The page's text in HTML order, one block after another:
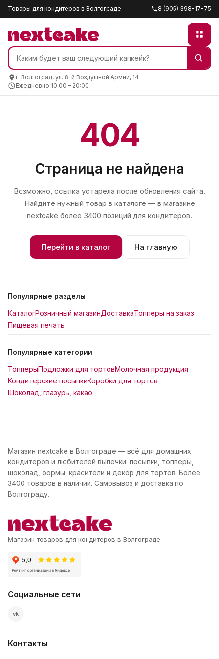
Товары для кондитеров в Волгограде 8 (905) 398-17-75
г. Волгоград, ул. 8-й Воздушной Армии, 14
Ежедневно 10:00 – 20:00
404
Страница не найдена
Возможно, ссылка устарела после обновления сайта.
Найдите нужный товар в каталоге — в магазине
nextcake более 3400 позиций для кондитеров.
Перейти в каталог На главную
Популярные разделы
КаталогРозничный магазинДоставкаТопперы на заказ
Пищевая печать
Популярные категории
ТопперыПодложки для тортовМолочная продукция
Кондитерские посыпкиКоробки для тортов
Шоколад, глазурь, какао
Магазин nextcake в Волгограде — всё для домашних
кондитеров и любителей выпечки: посыпки, топперы,
шоколад, формы, красители и декор для тортов. Более
3400 товаров в наличии. Самовывоз и доставка по
Волгограду.
Магазин товаров для кондитеров в Волгограде
Социальные сети
vk
Контакты